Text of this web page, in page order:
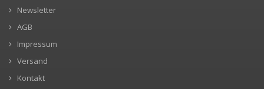
Newsletter
AGB
Impressum
Versand
Kontakt